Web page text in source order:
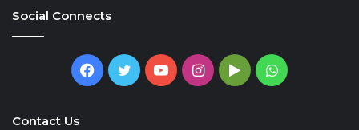
Social Connects
Facebook
TwitterYouTubeInstagram
GoogleWhatsApp
Contact Us